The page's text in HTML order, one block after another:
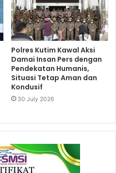
Polres Kutim Kawal Aksi
Damai Insan Pers dengan
Pendekatan Humanis,
Situasi Tetap Aman dan
Kondusif
30 July 2026